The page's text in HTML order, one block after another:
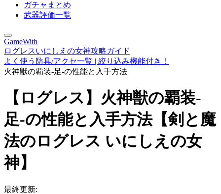
ガチャまとめ
武器評価一覧
GameWith
ログレスいにしえの女神攻略ガイド
よく使う防具/アクセ一覧 | 絞り込み機能付き！
火神獣の覇装-足-の性能と入手方法
【ログレス】火神獣の覇装-
足-の性能と入手方法【剣と魔
法のログレス いにしえの女
神】
最終更新: